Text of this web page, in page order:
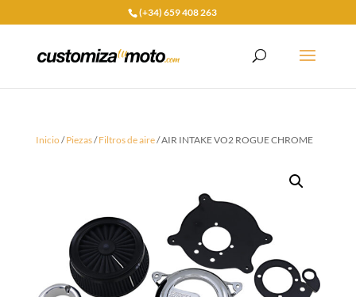
(+34) 659 408 263
Inicio/Piezas/Filtros de aire/ AIR INTAKE VO2 ROGUE CHROME